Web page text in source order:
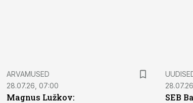
ARVAMUSED
28.07.26, 07:00
Magnus Lužkov:
SEB